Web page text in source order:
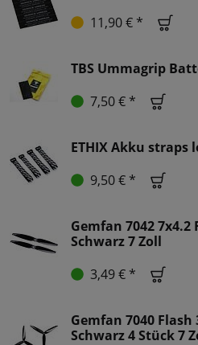
11,90 € *
TBS Ummagrip
7,50 € *
ETHIX Akku
9,50 € *
Gemfan 7042
Schwarz 7 Zoll
3,49 € *
Gemfan 7040
Schwarz 4 Stück 7